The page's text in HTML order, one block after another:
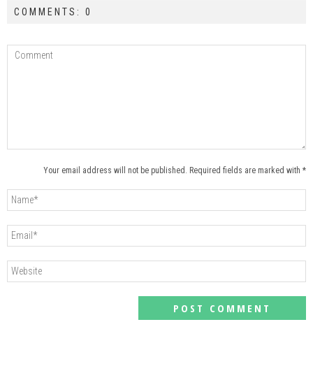
COMMENTS: 0
Your email address will not be published. Required fields are marked with *